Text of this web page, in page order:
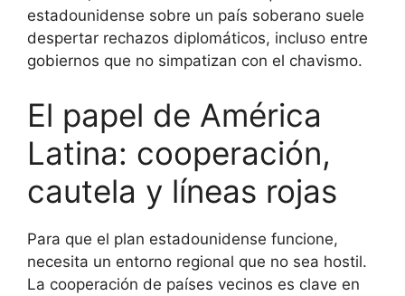
estadounidense sobre un país soberano suele
despertar rechazos diplomáticos, incluso entre
gobiernos que no simpatizan con el chavismo.
El papel de América
Latina: cooperación,
cautela y líneas rojas
Para que el plan estadounidense funcione,
necesita un entorno regional que no sea hostil.
La cooperación de países vecinos es clave en